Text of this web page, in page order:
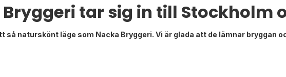
tar sig in till Stockholm
så naturskönt läge som Nacka Bryggeri. Vi är glada att de lämnar bryggan